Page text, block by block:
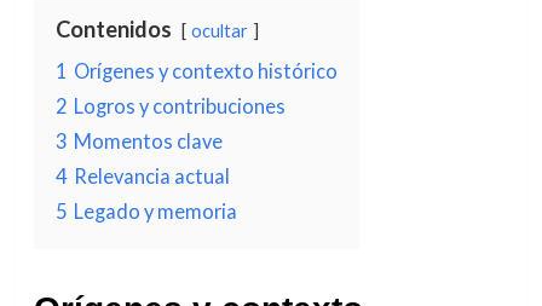
Contenidos ocultar
1 Orígenes y contexto histórico
2 Logros y contribuciones
3 Momentos clave
4 Relevancia actual
5 Legado y memoria